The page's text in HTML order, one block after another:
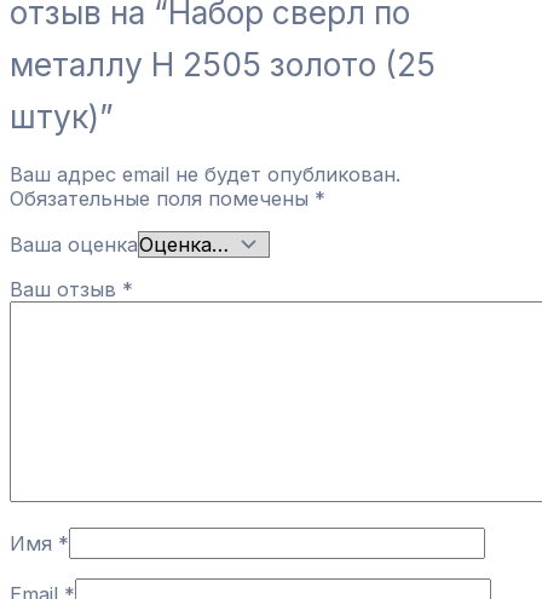
отзыв на “Набор сверл по
металлу Н 2505 золото (25
штук)”
Ваш адрес email не будет опубликован.
Обязательные поля помечены *
Ваша оценка
Ваш отзыв *
Имя *
Email *